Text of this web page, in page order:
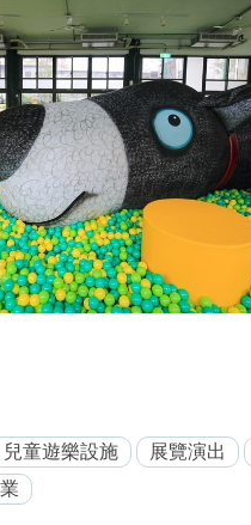
兒童遊樂設施 展覽演出